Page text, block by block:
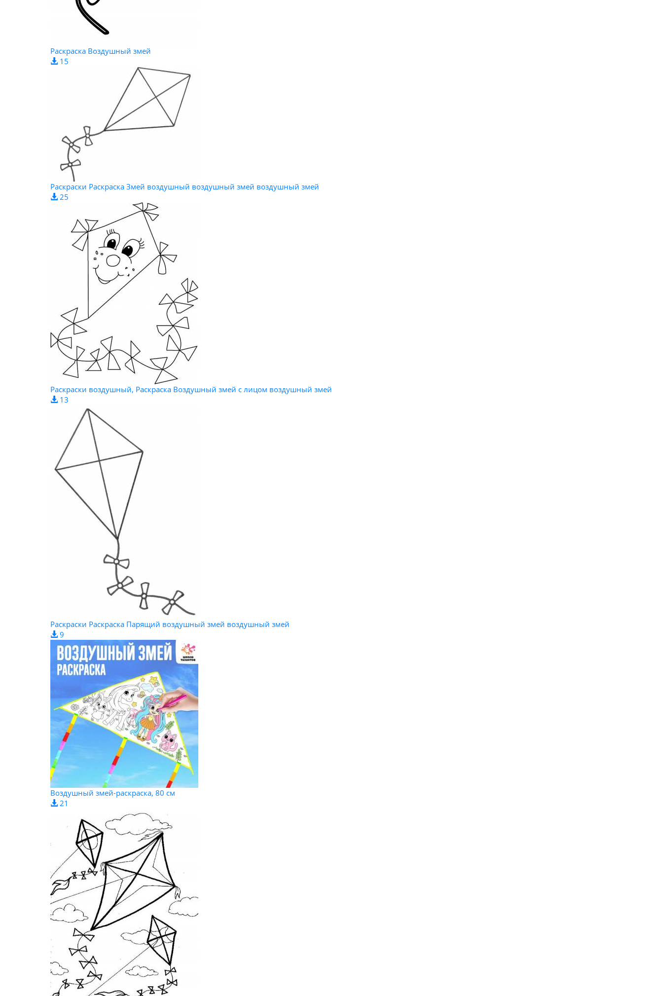
Раскраска Воздушный змей
15
Раскраски Раскраска Змей воздушный воздушный змей воздушный змей
25
Раскраски воздушный, Раскраска Воздушный змей с лицом воздушный змей
13
Раскраски Раскраска Парящий воздушный змей воздушный змей
9
Воздушный змей-раскраска, 80 см
21